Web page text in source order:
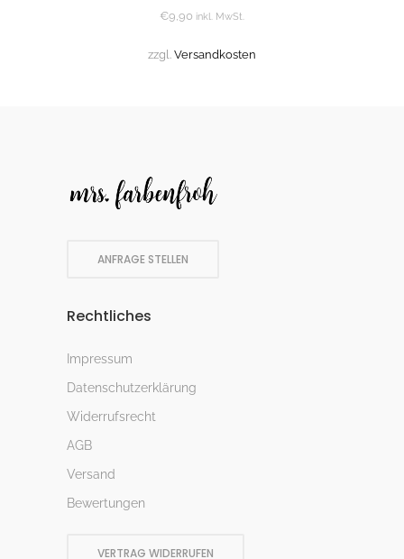
€9,90 inkl. MwSt.
zzgl. Versandkosten
ANFRAGE STELLEN
Rechtliches
Impressum
Datenschutzerklärung
Widerrufsrecht
AGB
Versand
Bewertungen
VERTRAG WIDERRUFEN